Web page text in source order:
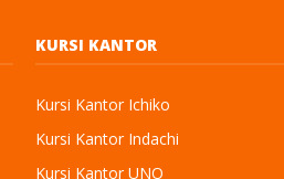
KURSI KANTOR
Kursi Kantor Ichiko
Kursi Kantor Indachi
Kursi Kantor UNO